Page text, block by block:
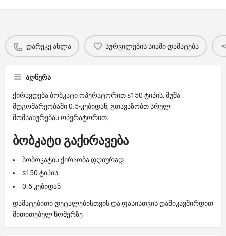
დარეკე ახლა სურვილების სიაში დამატება
აღწერა
ქირავდება ბობკატი ოპერატორით s150 ტიპის, მუშა
მდგომარეობაში 0.5-კუბიდან, გთავაზობთ სრულ
მომსახურებას ოპერატორით.
ბობკატი გაქირავება
ბობოკატის ქირაობა დღიურად
s150 ტიპის
0.5 კუბიდან
დამატებითი დეტალებისთვის და ფასისთვის დამიკავშირდით
მითითებულ ნომერზე